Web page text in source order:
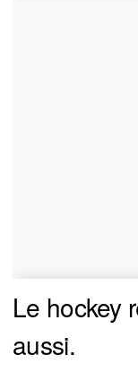
Le hockey
aussi.